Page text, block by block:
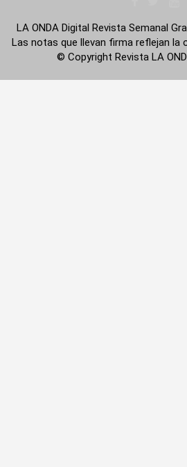
LA ONDA Digital Revista Semanal
Las notas que llevan firma reflejan la
© Copyright Revista LA